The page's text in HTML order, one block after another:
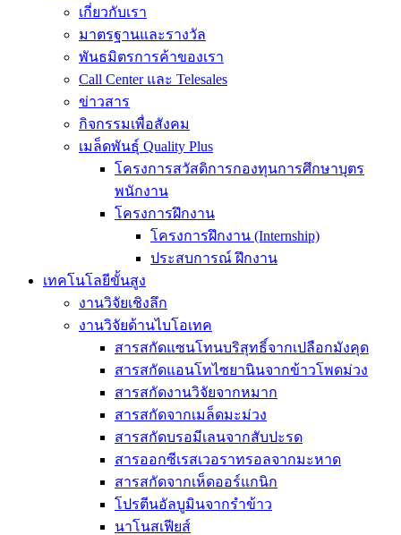
เกี่ยวกับเรา
มาตรฐานและรางวัล
พันธมิตรการค้าของเรา
Call Center และ Telesales
ข่าวสาร
กิจกรรมเพื่อสังคม
เมล็ดพันธุ์ Quality Plus
โครงการสวัสดิการกองทุนการศึกษาบุตร
พนักงาน
โครงการฝึกงาน
โครงการฝึกงาน (Internship)
ประสบการณ์ ฝึกงาน
เทคโนโลยีขั้นสูง
งานวิจัยเชิงลึก
งานวิจัยด้านไบโอเทค
สารสกัดแซนโทนบริสุทธิ์จากเปลือกมังคุด
สารสกัดแอนโทไซยานินจากข้าวโพดม่วง
สารสกัดงานวิจัยจากหมาก
สารสกัดจากเมล็ดมะม่วง
สารสกัดบรอมีเลนจากสับปะรด
สารออกซีเรสเวอราทรอลจากมะหาด
สารสกัดจากเห็ดออร์แกนิก
โปรตีนอัลบูมินจากรำข้าว
นาโนสเฟียส์